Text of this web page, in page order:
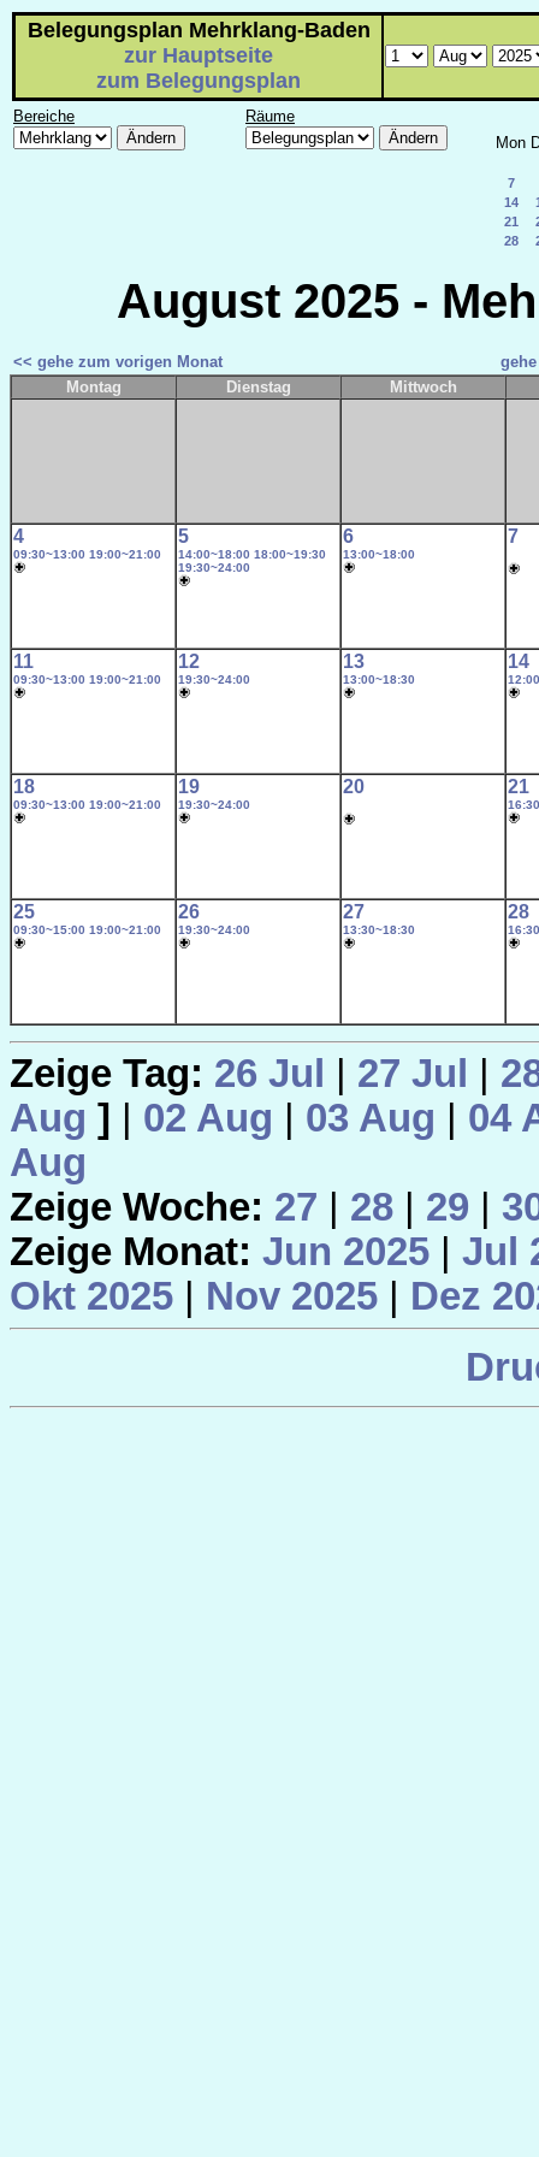
Belegungsplan Mehrklang-Baden
zur Hauptseite
zum Belegungsplan
Bereiche
Räume
Mon
7
14
21
28
August 2025 -
<< gehe zum vorigen Monat
Montag
Dienstag Mittwoch
4
09:30~13:00 19:00~21:00
5
14:00~18:00 18:00~19:30
19:30~24:00
6
13:00~18:00
7
11
09:30~13:00 19:00~21:00
12
19:30~24:00
13
13:00~18:30
14
18
09:30~13:00 19:00~21:00
19
19:30~24:00
20 21
25
09:30~15:00 19:00~21:00
26
19:30~24:00
27
13:30~18:30
28
Zeige Tag: 26 Jul 27 Jul
Aug ] 02 Aug 03 Aug
04
Aug
Zeige Woche: 27 28 29
Zeige Monat: Jun 2025
Jul
Okt 2025
Nov 2025
Dez